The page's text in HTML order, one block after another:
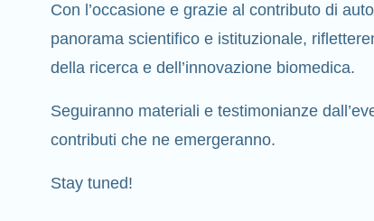
Con l’occasione e grazie al contributo di
panorama scientifico e istituzionale,
della ricerca e dell’innovazione biomedica.
Seguiranno materiali e testimonianze
contributi che ne emergeranno.
Stay tuned!